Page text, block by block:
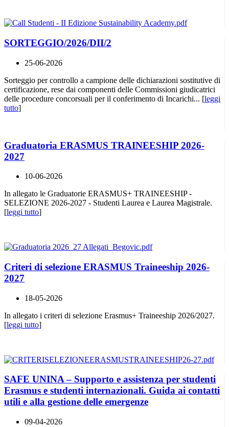
SORTEGGIO/2026/DII/2
25-06-2026
Sorteggio per controllo a campione delle dichiarazioni sostitutive di
certificazione, rese dai componenti delle Commissioni giudicatrici
delle procedure concorsuali per il conferimento di Incarichi... [leggi
tutto]
Graduatoria ERASMUS TRAINEESHIP 2026-
2027
10-06-2026
In allegato le Graduatorie ERASMUS+ TRAINEESHIP -
SELEZIONE 2026-2027 - Studenti Laurea e Laurea Magistrale.
[leggi tutto]
Criteri di selezione ERASMUS Traineeship 2026-
2027
18-05-2026
In allegato i criteri di selezione Erasmus+ Traineeship 2026/2027.
[leggi tutto]
SAFE UNINA – Supporto e assistenza per studenti
Erasmus e studenti internazionali. Guida ai contatti
utili e alla gestione delle emergenze
09-04-2026